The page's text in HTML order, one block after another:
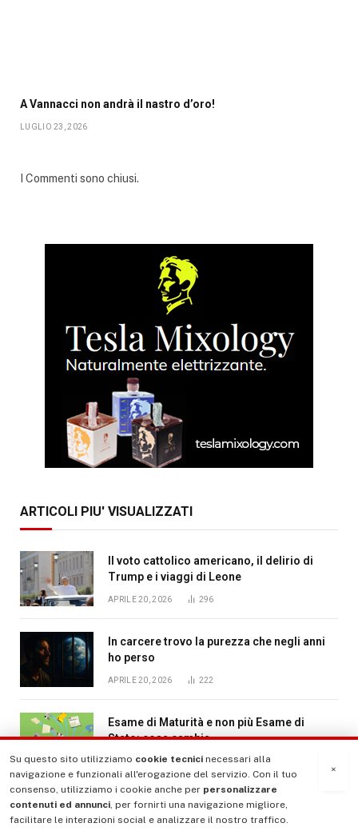
A Vannacci non andrà il nastro d’oro!
LUGLIO 23, 2026
I Commenti sono chiusi.
ARTICOLI PIU' VISUALIZZATI
Il voto cattolico americano, il delirio di
Trump e i viaggi di Leone
APRILE 20, 2026 296
In carcere trovo la purezza che negli anni
ho perso
APRILE 20, 2026 222
Esame di Maturità e non più Esame di
Stato: cosa cambia
SETTEMBRE 20, 2025 196
Il caso Roggero e il rischio di trasformare
il trauma in archetipo
×
Su questo sito utilizziamo cookie tecnici necessari alla
navigazione e funzionali all'erogazione del servizio. Con il tuo
consenso, utilizziamo i cookie anche per personalizzare
contenuti ed annunci, per fornirti una navigazione migliore,
facilitare le interazioni social e analizzare il nostro traffico.